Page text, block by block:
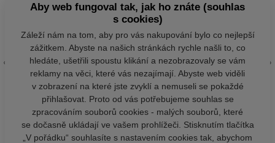
Aby web fungoval tak, jak ho znáte (souhlas
s cookies)
Záleží nám na tom, aby pro vás nakupování bylo co nejlepší
zážitkem. Abyste na našich stránkách rychle našli to, co
hledáte, ušetřili spoustu klikání a nezobrazovaly se vám
reklamy na věci, které vás nezajímají. Abyste web viděli
v zobrazení na které jste zvyklí a nemuseli se pokaždé
přihlašovat. Proto od vás potřebujeme souhlas se
zpracováním souborů cookies - malých souborů, které
se dočasně ukládají ve vašem prohlížeči. Stisknutím tlačítka
„V pořádku“ souhlasíte s nastavením cookies tak, abychom